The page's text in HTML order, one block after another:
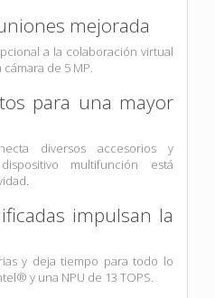
mejorada
a la colaboración virtual
de 5 MP.
para una mayor
diversos accesorios y
multifunción está
impulsan la
y deja tiempo para todo lo
y una NPU de 13 TOPS.